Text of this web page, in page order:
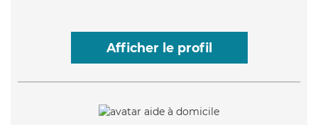
Afficher le profil